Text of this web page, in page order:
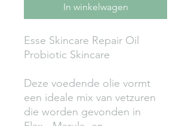
In winkelwagen
Esse Skincare Repair Oil
Probiotic Skincare
Deze voedende olie vormt
een ideale mix van vetzuren
die worden gevonden in